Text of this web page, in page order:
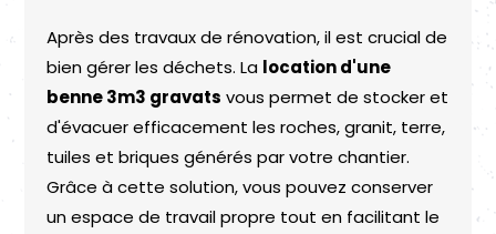
Après des travaux de rénovation, il est crucial de
bien gérer les déchets. La location d'une
benne 3m3 gravats vous permet de stocker et
d'évacuer efficacement les roches, granit, terre,
tuiles et briques générés par votre chantier.
Grâce à cette solution, vous pouvez conserver
un espace de travail propre tout en facilitant le